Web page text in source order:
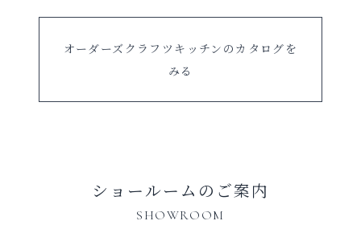
オーダーズクラフツキッチンのカタログを
みる
ショールームのご案内
SHOWROOM